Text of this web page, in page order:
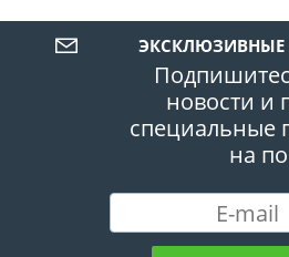
ЭКСКЛЮЗИВНЫЕ
новости и
специальные
на